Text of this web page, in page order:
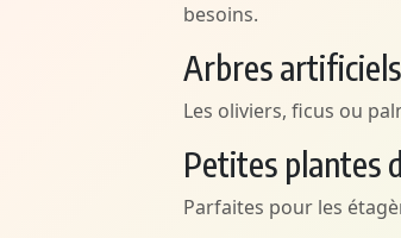
besoins.
Arbres artificiels
Les oliviers, ficus ou
Petites plantes
Parfaites pour les